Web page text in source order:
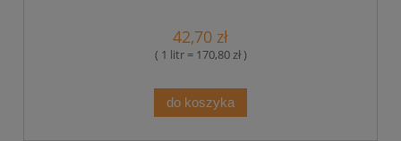
42,70 zł
( 1 litr = 170,80 zł )
do koszyka